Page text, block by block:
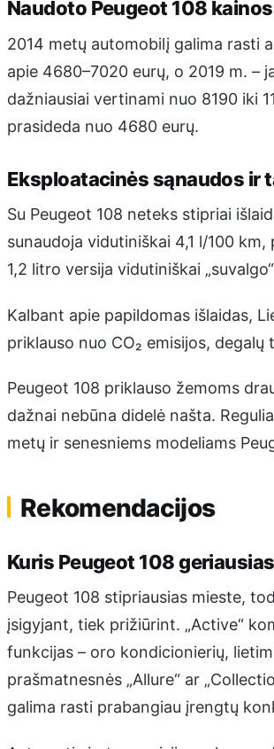
Naudoto Peugeot 108 kainos
2014 metų automobilį galima rasti
apie 4680–7020 eurų, o 2019 m. –
dažniausiai vertinami nuo 8190 iki
prasideda nuo 4680 eurų.
Eksploatacinės sąnaudos ir
Su Peugeot 108 neteks stipriai
sunaudoja vidutiniškai 4,1 l/100
1,2 litro versija vidutiniškai
Kalbant apie papildomas išlaidas,
priklauso nuo CO₂ emisijos,
Peugeot 108 priklauso žemoms
dažnai nebūna didelė našta.
metų ir senesniems modeliams
Rekomendacijos
Kuris Peugeot 108
Peugeot 108 stipriausias mieste,
įsigyjant, tiek prižiūrint. „Active“
funkcijas – oro kondicionierių,
prašmatnesnės „Allure“ ar
galima rasti prabangiau įrengtų